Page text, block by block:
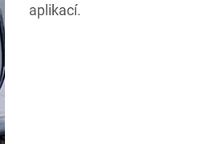
aplikací.